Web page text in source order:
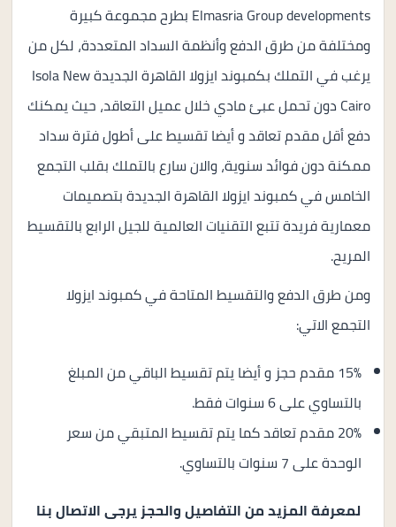
Elmasria Group developments بطرح مجموعة كبيرة
ومختلفة من طرق الدفع وأنظمة السداد المتعددة، لكل من
يرغب في التملك بكمبوند ايزولا القاهرة الجديدة Isola New
Cairo دون تحمل عبئ مادي خلال عميل التعاقد، حيث يمكنك
دفع أقل مقدم تعاقد و أيضا تقسيط على أطول فترة سداد
ممكنة دون فوائد سنوية، والان سارع بالتملك بقلب التجمع
الخامس في كمبوند ايزولا القاهرة الجديدة بتصميمات
معمارية فريدة تتبع التقنيات العالمية للجيل الرابع بالتقسيط
المريح.
ومن طرق الدفع والتقسيط المتاحة في كمبوند ايزولا
التجمع الاتي:
15% مقدم حجز و أيضا يتم تقسيط الباقي من المبلغ
بالتساوي على 6 سنوات فقط.
20% مقدم تعاقد كما يتم تقسيط المتبقي من سعر
الوحدة على 7 سنوات بالتساوي.
لمعرفة المزيد من التفاصيل والحجز يرجى الاتصال بنا